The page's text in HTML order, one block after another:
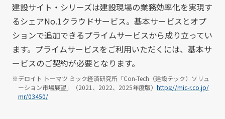
建設サイト・シリーズは建設現場の業務効率化を実現す
るシェアNo.1クラウドサービス。基本サービスとオプ
ションで追加できるプライムサービスから成り立ってい
ます。プライムサービスをご利用いただくには、基本サ
ービスのご契約が必要となります。
※デロイト トーマツ ミック経済研究所「Con-Tech（建設テック）ソリュ
ーション市場展望」（2021、2022、2025年度版） https://mic-r.co.jp/
mr/03450/